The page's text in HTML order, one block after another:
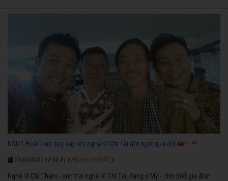
NSƯT Hoài Linh suy sụp khi nghệ sĩ Chí Tài đột ngột qua đời 3166
23/09/2021 12:00:41 CH
Nghệ sĩ Chí Thiện - anh trai nghệ sĩ Chí Tài, đang ở Mỹ - cho biết gia đình
Xem chi tiết